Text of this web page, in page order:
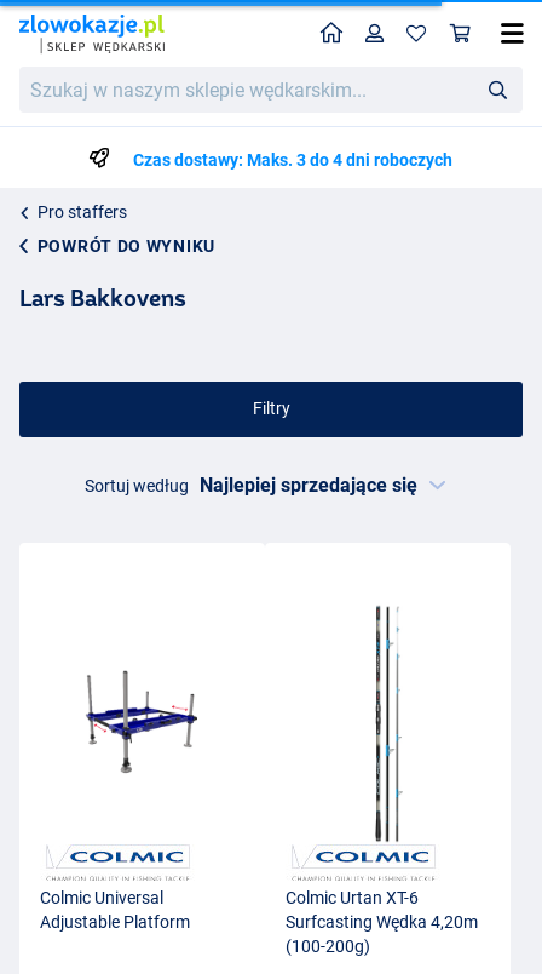
w
wędkarskim...
HomeProfil
Czas dostawy: Maks. 3 do 4 dni roboczych
Pro staffers
POWRÓT DO WYNIKU
Lars Bakkovens
Filtry
Sortuj według
Colmic Universal
Adjustable Platform
Colmic Urtan XT-6
Surfcasting Wędka 4,20m
(100-200g)